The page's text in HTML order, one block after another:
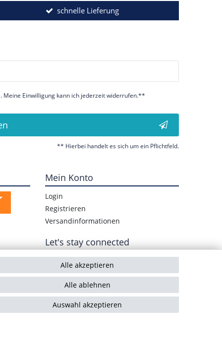
schnelle Lieferung
Meine Einwilligung kann ich jederzeit widerrufen.**
** Hierbei handelt es sich um ein Pflichtfeld.
Mein Konto
Login
Registrieren
Versandinformationen
Let's stay connected
Alle akzeptieren
Alle ablehnen
Auswahl akzeptieren